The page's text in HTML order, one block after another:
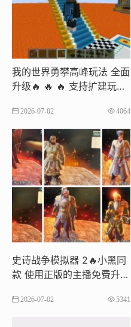
我的世界勇攀高峰玩法 全面
升级🔥 🔥 🔥 支持扩建玩法
k 2026-07-02 4064
史诗战争模拟器 2🔥小黑同
款 使用正版的主播免费升级
括: 吕布，张飞，诸葛亮，
2026-07-02 5341